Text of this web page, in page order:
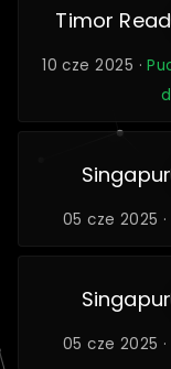
Timor Read
10 cze 2025 ·
Singapur
05 cze 2025
Singapur
05 cze 2025